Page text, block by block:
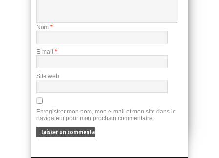
Nom *
E-mail *
Site web
Enregistrer mon nom, mon e-mail et mon site dans le
navigateur pour mon prochain commentaire.